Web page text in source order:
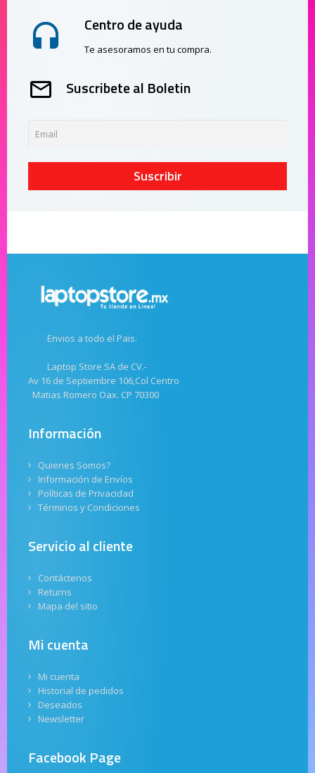
Centro de ayuda
Te asesoramos en tu compra.
Suscribete al Boletin
Suscribir
Envios a todo el Pais.
Laptop Store SA de CV.-
Av 16 de Septiembre 106,Col Centro
Matias Romero Oax. CP 70300
Información
Quienes Somos?
Información de Envíos
Políticas de Privacidad
Términos y Condiciones
Servicio al cliente
Contáctenos
Returns
Mapa del sitio
Mi cuenta
Mi cuenta
Historial de pedidos
Deseados
Newsletter
Facebook Page